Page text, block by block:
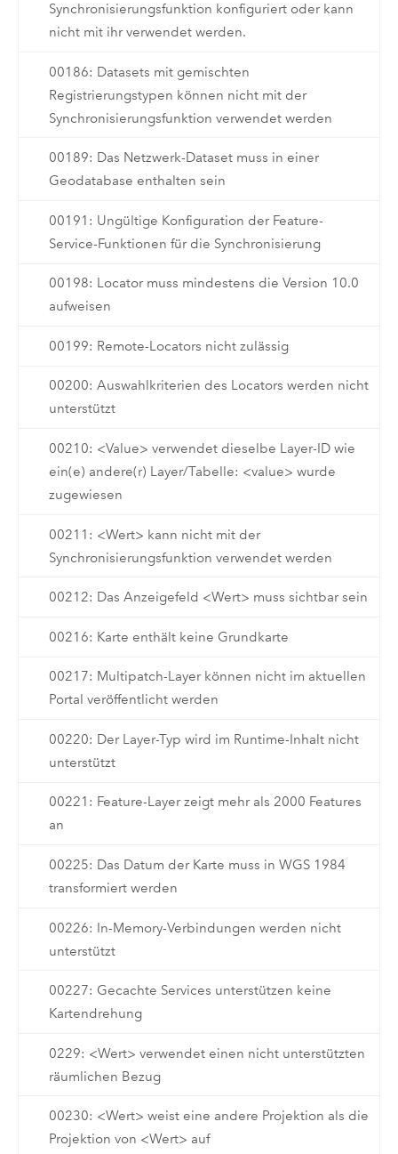
Synchronisierungsfunktion konfiguriert oder kann
nicht mit ihr verwendet werden.
00186: Datasets mit gemischten
Registrierungstypen können nicht mit der
Synchronisierungsfunktion verwendet werden
00189: Das Netzwerk-Dataset muss in einer
Geodatabase enthalten sein
00191: Ungültige Konfiguration der Feature-
Service-Funktionen für die Synchronisierung
00198: Locator muss mindestens die Version 10.0
aufweisen
00199: Remote-Locators nicht zulässig
00200: Auswahlkriterien des Locators werden nicht
unterstützt
00210: <Value> verwendet dieselbe Layer-ID wie
ein(e) andere(r) Layer/Tabelle: <value> wurde
zugewiesen
00211: <Wert> kann nicht mit der
Synchronisierungsfunktion verwendet werden
00212: Das Anzeigefeld <Wert> muss sichtbar sein
00216: Karte enthält keine Grundkarte
00217: Multipatch-Layer können nicht im aktuellen
Portal veröffentlicht werden
00220: Der Layer-Typ wird im Runtime-Inhalt nicht
unterstützt
00221: Feature-Layer zeigt mehr als 2000 Features
an
00225: Das Datum der Karte muss in WGS 1984
transformiert werden
00226: In-Memory-Verbindungen werden nicht
unterstützt
00227: Gecachte Services unterstützen keine
Kartendrehung
0229: <Wert> verwendet einen nicht unterstützten
räumlichen Bezug
00230: <Wert> weist eine andere Projektion als die
Projektion von <Wert> auf